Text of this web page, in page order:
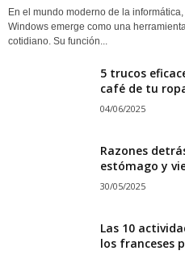
En el mundo moderno de la
Windows emerge como una
cotidiano. Su función...
5 trucos
café de tu
04/06/2025
Razones
estómago y
30/05/2025
Las 10
los franceses